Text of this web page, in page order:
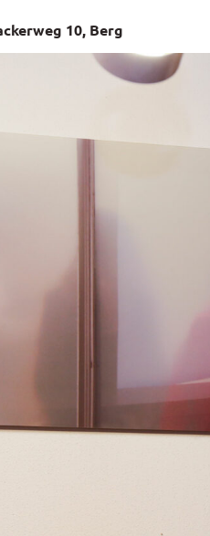
10, Berg